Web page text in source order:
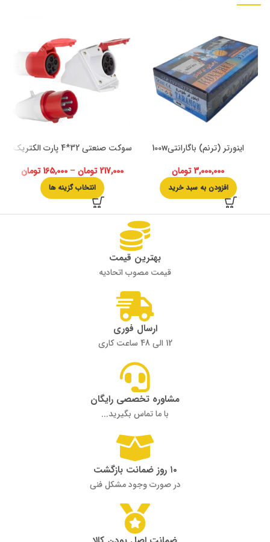
اینورتر (ترنم) باگارانتی100w
3,000,000تومان
افزودن به سبد خرید
سوکت صنعتی 32*4 پارت الکتریک
217,000 تومان –
165,000 تومان
انتخاب گزینه ها
بهترین قیمت
قیمت مصوب اتحادیه
ارسال فوری
12 الی 48 ساعت کاری
مشاوره تخصصی رایگان
با ما تماس بگیرید...
۱۰ روز ضمانت بازگشت
در صورت وجود مشکل فنی